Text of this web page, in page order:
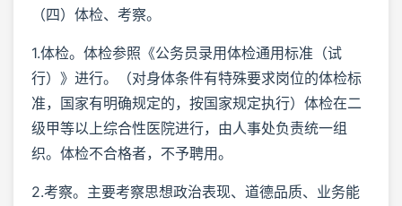
（四）体检、考察。
1.体检。体检参照《公务员录用体检通用标准（试
行）》进行。（对身体条件有特殊要求岗位的体检标
准，国家有明确规定的，按国家规定执行）体检在二
级甲等以上综合性医院进行，由人事处负责统一组
织。体检不合格者，不予聘用。
2.考察。主要考察思想政治表现、道德品质、业务能